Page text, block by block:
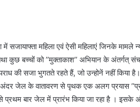
सजायाफ्ता महिला एवं ऐसी महिलाएं जिनके मामले
कुछ बच्चों को ’’मुक्ताकाश’’ अभियान के अंतर्गत्
की सजा भुगतते रहते हैं, जो उन्होनें नहीं किया
जेल के वातावरण से पृथक एक अलग प्रयास
प्रथम बार जेल में प्रारंभ किया जा रहा है । इसके